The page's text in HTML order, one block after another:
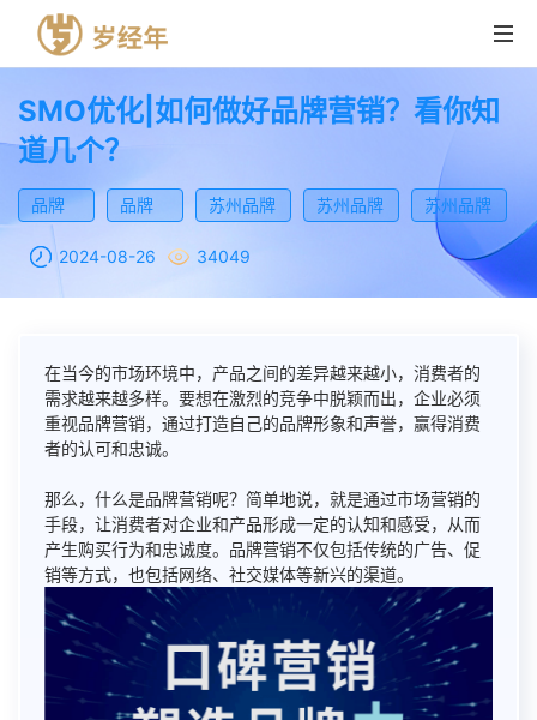
营销产品
ASO优化
资讯
联系我们
SMO优化|如何做好品牌营销？看你知
道几个？
品牌
营销
品牌
苏州品牌
苏州品牌
苏州品牌
运营
2024-08-26
34049
在当今的市场环境中，产品之间的差异越来越小，消费者的
需求越来越多样。要想在激烈的竞争中脱颖而出，企业必须
重视品牌营销，通过打造自己的品牌形象和声誉，赢得消费
者的认可和忠诚。
那么，什么是品牌营销呢？简单地说，就是通过市场营销的
手段，让消费者对企业和产品形成一定的认知和感受，从而
产生购买行为和忠诚度。品牌营销不仅包括传统的广告、促
销等方式，也包括网络、社交媒体等新兴的渠道。